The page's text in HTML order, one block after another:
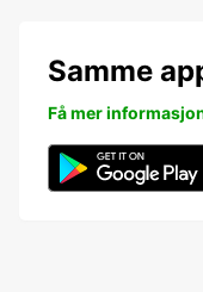
Samme
Få mer